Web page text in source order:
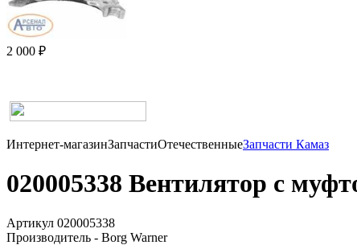
2 000 ₽
Интернет-магазинЗапчастиОтечественныеЗапчасти Камаз
020005338 Вентилятор с
Артикул 020005338
Производитель - Borg Warner